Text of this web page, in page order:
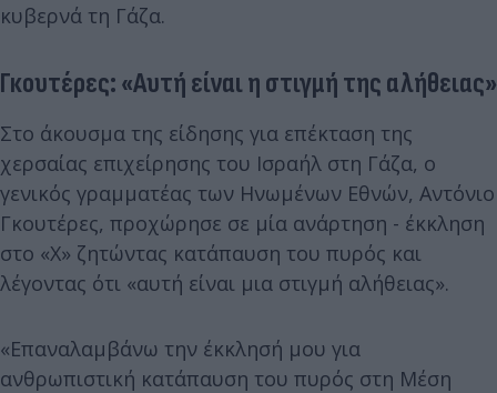
κυβερνά τη Γάζα.
Γκουτέρες: «Αυτή είναι η στιγμή της αλήθειας»
Στο άκουσμα της είδησης για επέκταση της
χερσαίας επιχείρησης του Ισραήλ στη Γάζα, ο
γενικός γραμματέας των Ηνωμένων Εθνών, Αντόνιο
Γκουτέρες, προχώρησε σε μία ανάρτηση - έκκληση
στο «X» ζητώντας κατάπαυση του πυρός και
λέγοντας ότι «αυτή είναι μια στιγμή αλήθειας».
«Επαναλαμβάνω την έκκλησή μου για
ανθρωπιστική κατάπαυση του πυρός στη Μέση